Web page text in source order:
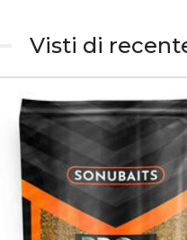
Visti di